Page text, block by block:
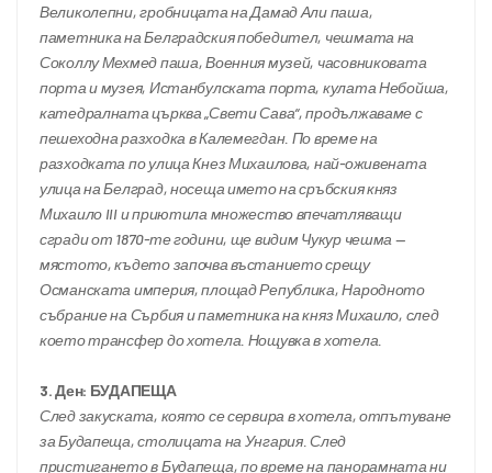
Великолепни, гробницата на Дамад Али паша,
паметника на Белградския победител, чешмата на
Соколлу Мехмед паша, Военния музей, часовниковата
порта и музея, Истанбулската порта, кулата Небойша,
катедралната църква „Свети Сава“, продължаваме с
пешеходна разходка в Калемегдан. По време на
разходката по улица Кнез Михаилова, най-оживената
улица на Белград, носеща името на сръбския княз
Михаило III и приютила множество впечатляващи
сгради от 1870-те години, ще видим Чукур чешма —
мястото, където започва въстанието срещу
Османската империя, площад Република, Народното
събрание на Сърбия и паметника на княз Михаило, след
което трансфер до хотела. Нощувка в хотела.
3. Ден: БУДАПЕЩА
След закуската, която се сервира в хотела, отпътуване
за Будапеща, столицата на Унгария. След
пристигането в Будапеща, по време на панорамната ни